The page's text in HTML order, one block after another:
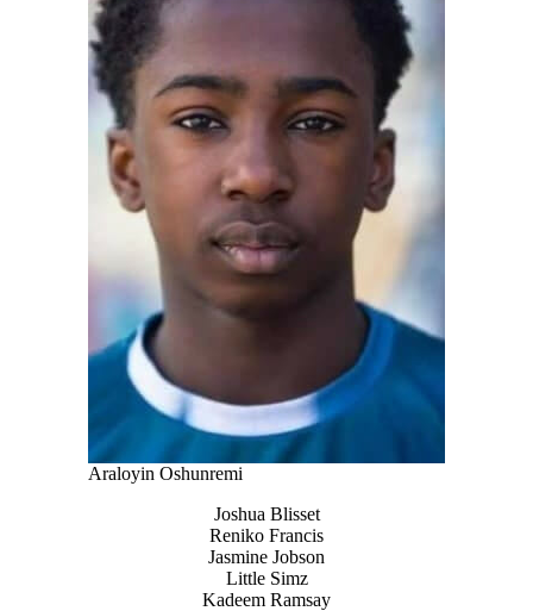
Araloyin Oshunremi
Joshua Blisset
Reniko Francis
Jasmine Jobson
Little Simz
Kadeem Ramsay